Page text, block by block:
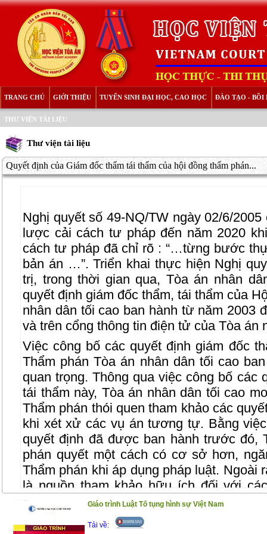
TRANG CHỦ GIỚI THIỆU TUYỂN SINH ĐẠI HỌC, CAO HỌC ĐÀO TẠO - BỒI
THƯ VIỆN TÀI LIỆU
Thư viện tài liệu
Quyết định của Giám đốc thẩm tái thẩm của hội đồng thẩm phán...
Nghị quyết số 49-NQ/TW ngày 02/6/
lược cải cách tư pháp đến năm 2020
cách tư pháp đã chỉ rõ : “…từng bước
bản án …”. Triển khai thực hiện Nghị
trị, trong thời gian qua, Tòa án nhân
quyết định giám đốc thẩm, tái thẩm của
nhân dân tối cao ban hành từ năm 2003
và trên cổng thông tin điện tử của Tòa án
Việc công bố các quyết định giám đốc
Thẩm phán Tòa án nhân dân tối cao
quan trọng. Thông qua việc công bố các
tái thẩm này, Tòa án nhân dân tối cao
Thẩm phán thói quen tham khảo các
khi xét xử các vụ án tương tự. Bằng
quyết định đã được ban hành trước đó,
phán quyết một cách có cơ sở hơn,
Thẩm phán khi áp dụng pháp luật. Ngoài
là nguồn tham khảo hữu ích đối với
viên, luật sư, cán bộ nghiên cứu và
học tập và nghiên cứu của mình.
Giáo trình Luật Tố tụng hình sự Việt Nam
Tải về: